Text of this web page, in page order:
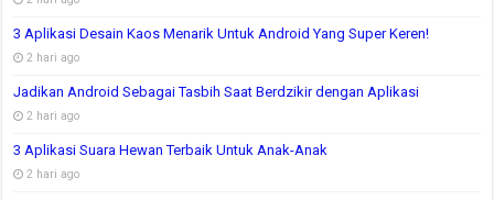
3 Aplikasi Desain Kaos Menarik Untuk Android Yang Super Keren!
2 hari ago
Jadikan Android Sebagai Tasbih Saat Berdzikir dengan Aplikasi
2 hari ago
3 Aplikasi Suara Hewan Terbaik Untuk Anak-Anak
2 hari ago